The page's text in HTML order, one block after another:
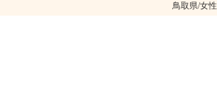
鳥取県/女性